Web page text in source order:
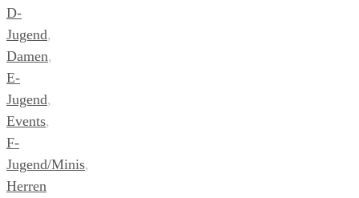
D-
Jugend,
Damen,
E-
Jugend,
Events,
F-
Jugend/Minis,
Herren